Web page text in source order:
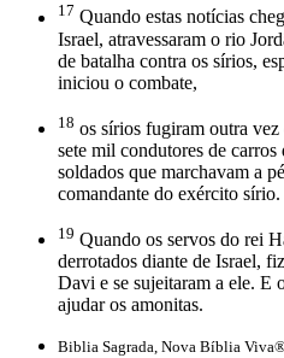
17 Quando estas notícias
Israel, atravessaram o rio
de batalha contra os sírios,
iniciou o combate,
18 os sírios fugiram outra
sete mil condutores de
soldados que marchavam a
comandante do exército sírio.
19 Quando os servos do rei
derrotados diante de Israel,
Davi e se sujeitaram a ele. E
ajudar os amonitas.
Biblia Sagrada, Nova Bíblia